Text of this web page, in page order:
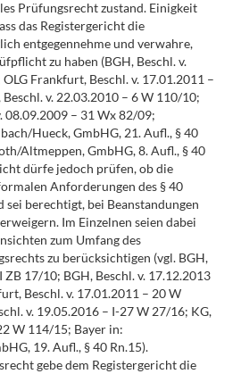
Prüfungsrecht zustand. Einigkeit
das Registergericht die
entgegennehme und verwahre,
zu haben (BGH, Beschl. v.
Frankfurt, Beschl. v. 17.01.2011 –
v. 22.03.2010 – 6 W 110/10;
08.09.2009 – 31 Wx 82/09;
Hueck, GmbHG, 21. Aufl., § 40
Altmeppen, GmbHG, 8. Aufl., § 40
dürfe jedoch prüfen, ob die
Anforderungen des § 40
sei berechtigt, bei Beanstandungen
Im Einzelnen seien dabei
zum Umfang des
zu berücksichtigen (vgl. BGH,
ZB 17/10; BGH, Beschl. v. 17.12.2013
Beschl. v. 17.01.2011 – 20 W
v. 19.05.2016 – I-27 W 27/16; KG,
W 114/15; Bayer in:
19. Aufl., § 40 Rn.15).
gebe dem Registergericht die